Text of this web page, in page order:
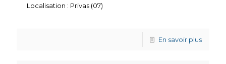
Localisation : Privas (07)
En savoir plus